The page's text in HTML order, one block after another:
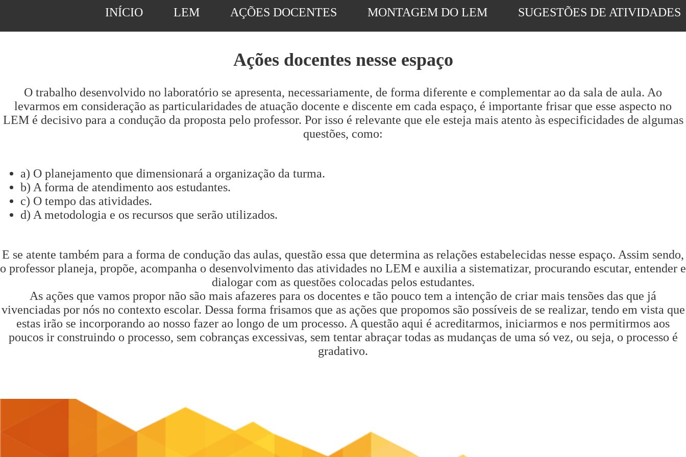
INÍCIO LEM AÇÕES DOCENTES MONTAGEM DO LEM SUGESTÕES DE ATIVIDADES
Ações docentes nesse espaço
O trabalho desenvolvido no laboratório se apresenta, necessariamente, de forma diferente e complementar ao da sala de aula. Ao
levarmos em consideração as particularidades de atuação docente e discente em cada espaço, é importante frisar que esse aspecto no
LEM é decisivo para a condução da proposta pelo professor. Por isso é relevante que ele esteja mais atento às especificidades de algumas
questões, como:
a) O planejamento que dimensionará a organização da turma.
b) A forma de atendimento aos estudantes.
c) O tempo das atividades.
d) A metodologia e os recursos que serão utilizados.
E se atente também para a forma de condução das aulas, questão essa que determina as relações estabelecidas nesse espaço. Assim sendo,
o professor planeja, propõe, acompanha o desenvolvimento das atividades no LEM e auxilia a sistematizar, procurando escutar, entender e
dialogar com as questões colocadas pelos estudantes.
As ações que vamos propor não são mais afazeres para os docentes e tão pouco tem a intenção de criar mais tensões das que já
vivenciadas por nós no contexto escolar. Dessa forma frisamos que as ações que propomos são possíveis de se realizar, tendo em vista que
estas irão se incorporando ao nosso fazer ao longo de um processo. A questão aqui é acreditarmos, iniciarmos e nos permitirmos aos
poucos ir construindo o processo, sem cobranças excessivas, sem tentar abraçar todas as mudanças de uma só vez, ou seja, o processo é
gradativo.